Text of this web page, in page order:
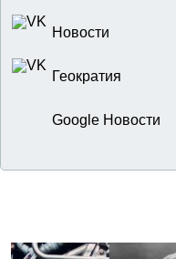
Новости
Геократия
Google Новости